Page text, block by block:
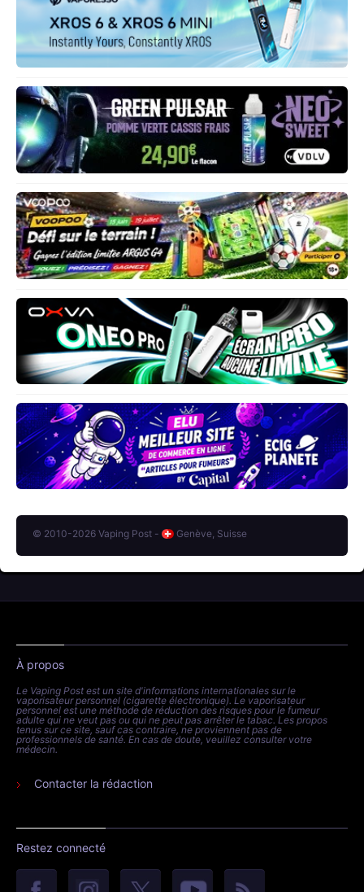
© 2010-2026 Vaping Post - Genève, Suisse
À propos
Le Vaping Post est un site d'informations internationales sur le
vaporisateur personnel (cigarette électronique). Le vaporisateur
personnel est une méthode de réduction des risques pour le fumeur
adulte qui ne veut pas ou qui ne peut pas arrêter le tabac. Les propos
tenus sur ce site, sauf cas contraire, ne proviennent pas de
professionnels de santé. En cas de doute, veuillez consulter votre
médecin.
Contacter la rédaction
Restez connecté